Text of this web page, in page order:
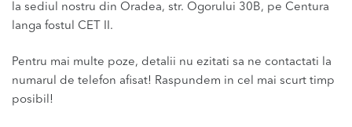
la sediul nostru din Oradea, str. Ogorului 30B, pe Centura
langa fostul CET II.
Pentru mai multe poze, detalii nu ezitati sa ne contactati la
numarul de telefon afisat! Raspundem in cel mai scurt timp
posibil!